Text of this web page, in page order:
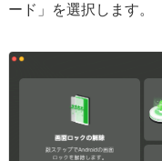
ード」を選択します。